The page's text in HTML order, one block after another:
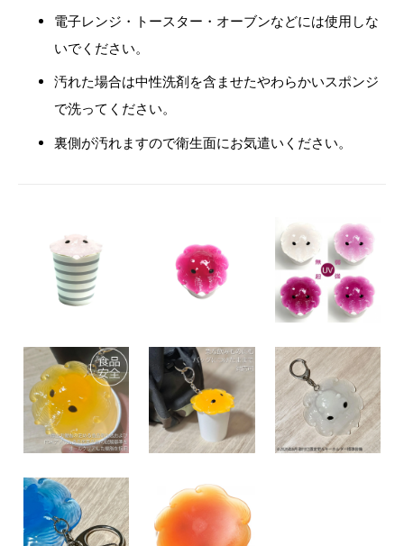
電子レンジ・トースター・オーブンなどには使用しな
いでください。
汚れた場合は中性洗剤を含ませたやわらかいスポンジ
で洗ってください。
裏側が汚れますので衛生面にお気遣いください。